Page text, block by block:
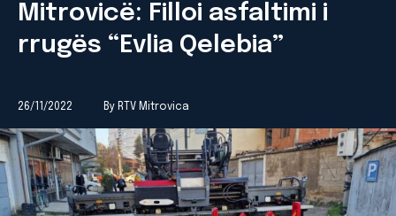
Mitrovicë: Filloi asfaltimi i
rrugës “Evlia Qelebia”
26/11/2022 By RTV Mitrovica